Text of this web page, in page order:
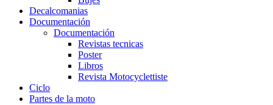
Decalcomanias
Documentación
Documentación
Revistas tecnicas
Poster
Libros
Revista Motocyclettiste
Ciclo
Partes de la moto